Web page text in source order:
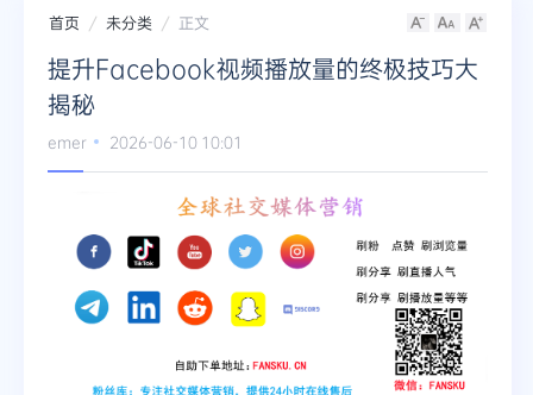
首页 未分类 正文
提升Facebook视频播放量的终极技巧大
揭秘
emer 2026-06-10 10:01